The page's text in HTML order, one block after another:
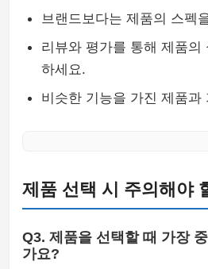
브랜드보다는 제품의 스펙
리뷰와 평가를 통해 제품의
하세요.
비슷한 기능을 가진 제품과
제품 선택 시 주의해야
Q3. 제품을 선택할 때 가장
가요?